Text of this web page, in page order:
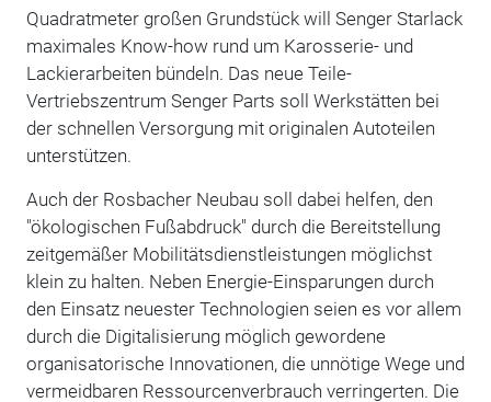
Quadratmeter großen Grundstück will Senger Starlack
maximales Know-how rund um Karosserie- und
Lackierarbeiten bündeln. Das neue Teile-
Vertriebszentrum Senger Parts soll Werkstätten bei
der schnellen Versorgung mit originalen Autoteilen
unterstützen.
Auch der Rosbacher Neubau soll dabei helfen, den
"ökologischen Fußabdruck" durch die Bereitstellung
zeitgemäßer Mobilitätsdienstleistungen möglichst
klein zu halten. Neben Energie-Einsparungen durch
den Einsatz neuester Technologien seien es vor allem
durch die Digitalisierung möglich gewordene
organisatorische Innovationen, die unnötige Wege und
vermeidbaren Ressourcenverbrauch verringerten. Die